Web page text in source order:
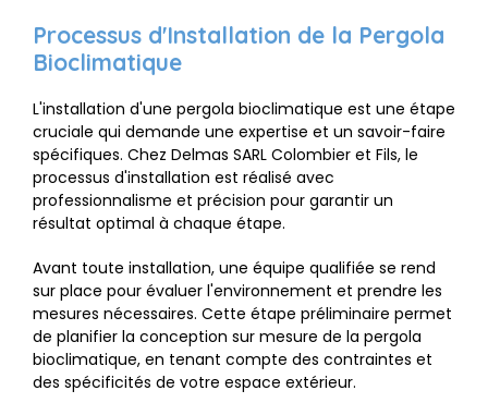
Processus d'Installation de la Pergola
Bioclimatique
L'installation d'une pergola bioclimatique est une étape
cruciale qui demande une expertise et un savoir-faire
spécifiques. Chez Delmas SARL Colombier et Fils, le
processus d'installation est réalisé avec
professionnalisme et précision pour garantir un
résultat optimal à chaque étape.
Avant toute installation, une équipe qualifiée se rend
sur place pour évaluer l'environnement et prendre les
mesures nécessaires. Cette étape préliminaire permet
de planifier la conception sur mesure de la pergola
bioclimatique, en tenant compte des contraintes et
des spécificités de votre espace extérieur.